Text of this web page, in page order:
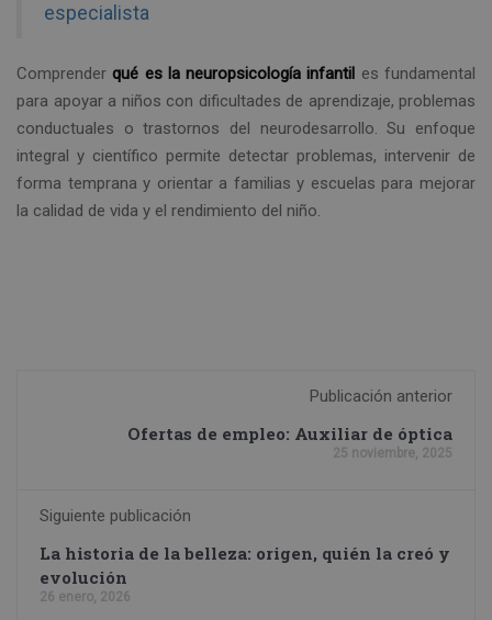
especialista
Comprenderqué es la neuropsicología infantil es fundamental
para apoyar a niños con dificultades de aprendizaje, problemas
conductuales o trastornos del neurodesarrollo. Su enfoque
integral y científico permite detectar problemas, intervenir de
forma temprana y orientar a familias y escuelas para mejorar
la calidad de vida y el rendimiento del niño.
Publicación anterior
Ofertas de empleo: Auxiliar de óptica
25 noviembre, 2025
Siguiente publicación
La historia de la belleza: origen, quién la creó y
evolución
26 enero, 2026